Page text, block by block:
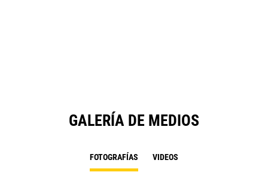
GALERÍA DE MEDIOS
FOTOGRAFÍAS VIDEOS